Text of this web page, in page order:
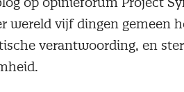
wereld vijf dingen gemeen
verantwoording, en